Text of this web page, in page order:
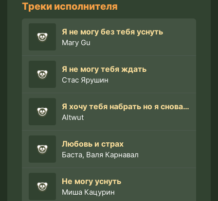
Треки исполнителя
Я не могу без тебя уснуть
Mary Gu
Я не могу тебя ждать
Стас Ярушин
Я хочу тебя набрать но я снова не могу Altwut
Altwut
Любовь и страх
Баста, Валя Карнавал
Не могу уснуть
Миша Кацурин